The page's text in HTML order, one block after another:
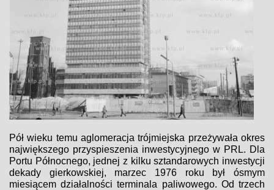
Pół wieku temu aglomeracja trójmiejska przeżywała okres
największego przyspieszenia inwestycyjnego w PRL. Dla
Portu Północnego, jednej z kilku sztandarowych inwestycji
dekady gierkowskiej, marzec 1976 roku był ósmym
miesiącem działalności terminala paliwowego. Od trzech